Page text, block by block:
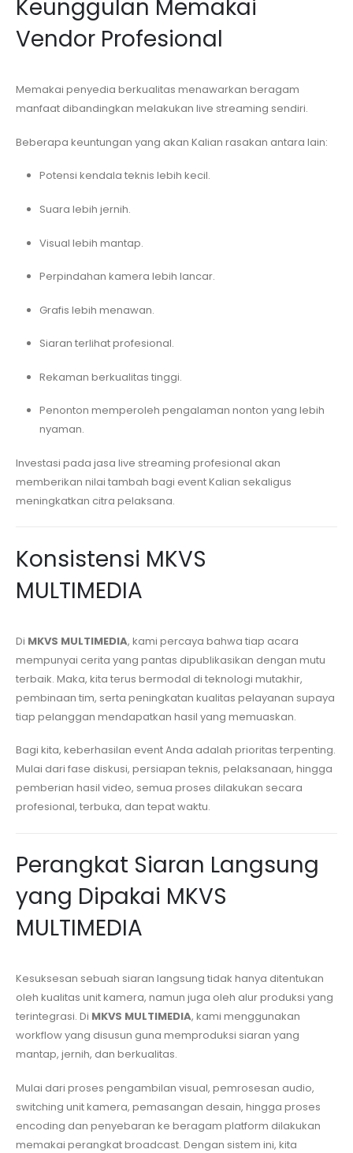
Keunggulan Memakai
Vendor Profesional
Memakai penyedia berkualitas menawarkan beragam
manfaat dibandingkan melakukan live streaming sendiri.
Beberapa keuntungan yang akan Kalian rasakan antara lain:
Potensi kendala teknis lebih kecil.
Suara lebih jernih.
Visual lebih mantap.
Perpindahan kamera lebih lancar.
Grafis lebih menawan.
Siaran terlihat profesional.
Rekaman berkualitas tinggi.
Penonton memperoleh pengalaman nonton yang lebih
nyaman.
Investasi pada jasa live streaming profesional akan
memberikan nilai tambah bagi event Kalian sekaligus
meningkatkan citra pelaksana.
Konsistensi MKVS
MULTIMEDIA
Di MKVS MULTIMEDIA, kami percaya bahwa tiap acara
mempunyai cerita yang pantas dipublikasikan dengan mutu
terbaik. Maka, kita terus bermodal di teknologi mutakhir,
pembinaan tim, serta peningkatan kualitas pelayanan supaya
tiap pelanggan mendapatkan hasil yang memuaskan.
Bagi kita, keberhasilan event Anda adalah prioritas terpenting.
Mulai dari fase diskusi, persiapan teknis, pelaksanaan, hingga
pemberian hasil video, semua proses dilakukan secara
profesional, terbuka, dan tepat waktu.
Perangkat Siaran Langsung
yang Dipakai MKVS
MULTIMEDIA
Kesuksesan sebuah siaran langsung tidak hanya ditentukan
oleh kualitas unit kamera, namun juga oleh alur produksi yang
terintegrasi. Di MKVS MULTIMEDIA, kami menggunakan
workflow yang disusun guna memproduksi siaran yang
mantap, jernih, dan berkualitas.
Mulai dari proses pengambilan visual, pemrosesan audio,
switching unit kamera, pemasangan desain, hingga proses
encoding dan penyebaran ke beragam platform dilakukan
memakai perangkat broadcast. Dengan sistem ini, kita